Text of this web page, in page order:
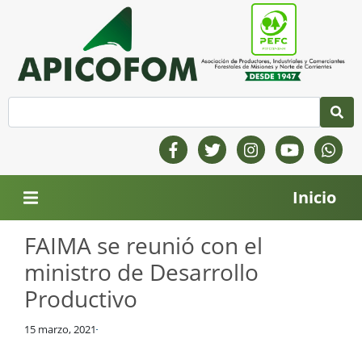
Inicio
FAIMA se reunió con el
ministro de Desarrollo
Productivo
15 marzo, 2021